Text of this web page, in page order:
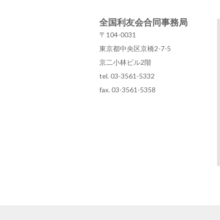
全国利友会合同事務局
〒104-0031
東京都中央区京橋2-7-5
京二小林ビル2階
tel. 03-3561-5332
fax. 03-3561-5358